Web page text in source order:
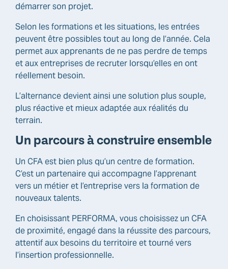
démarrer son projet.
Selon les formations et les situations, les entrées
peuvent être possibles tout au long de l’année. Cela
permet aux apprenants de ne pas perdre de temps
et aux entreprises de recruter lorsqu’elles en ont
réellement besoin.
L’alternance devient ainsi une solution plus souple,
plus réactive et mieux adaptée aux réalités du
terrain.
Un parcours à construire ensemble
Un CFA est bien plus qu’un centre de formation.
C’est un partenaire qui accompagne l’apprenant
vers un métier et l’entreprise vers la formation de
nouveaux talents.
En choisissant PERFORMA, vous choisissez un CFA
de proximité, engagé dans la réussite des parcours,
attentif aux besoins du territoire et tourné vers
l’insertion professionnelle.